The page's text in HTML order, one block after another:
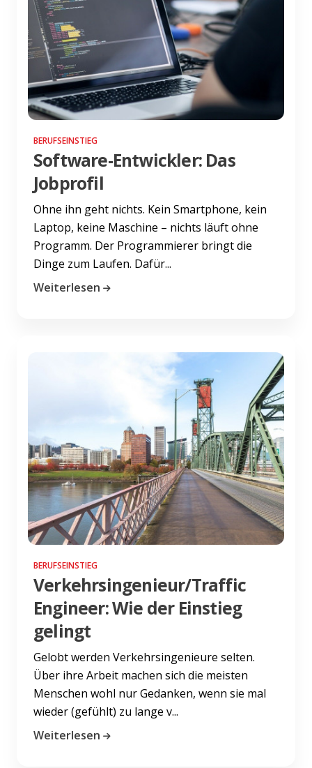
BERUFSEINSTIEG
Software-Entwickler: Das
Jobprofil
Ohne ihn geht nichts. Kein Smartphone, kein
Laptop, keine Maschine – nichts läuft ohne
Programm. Der Programmierer bringt die
Dinge zum Laufen. Dafür...
Weiterlesen
BERUFSEINSTIEG
Verkehrsingenieur/Traffic
Engineer: Wie der Einstieg
gelingt
Gelobt werden Verkehrsingenieure selten.
Über ihre Arbeit machen sich die meisten
Menschen wohl nur Gedanken, wenn sie mal
wieder (gefühlt) zu lange v...
Weiterlesen